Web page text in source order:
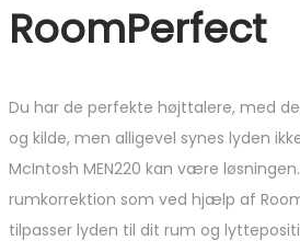
RoomPerfect
Du har de perfekte højttalere, med
og kilde, men alligevel synes lyden
McIntosh MEN220 kan være løsningen.
rumkorrektion som ved hjælp af
tilpasser lyden til dit rum og